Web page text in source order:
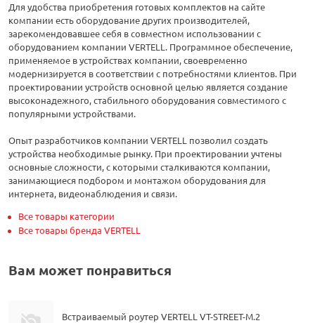
Для удобства приобретения готовых комплектов на сайте
компании есть оборудование других производителей,
зарекомендовавшее себя в совместном использовании с
оборудованием компании VERTELL. Программное обеспечение,
применяемое в устройствах компании, своевременно
модернизируется в соответствии с потребностями клиентов. При
проектировании устройств основной целью является создание
высоконадежного, стабильного оборудования совместимого с
популярными устройствами.
Опыт разработчиков компании VERTELL позволил создать
устройства необходимые рынку. При проектировании учтены
основные сложности, с которыми сталкиваются компании,
занимающиеся подбором и монтажом оборудования для
интернета, видеонаблюдения и связи.
Все товары категории
Все товары бренда VERTELL
Вам может понравиться
Встраиваемый роутер VERTELL VT-STREET-M.2